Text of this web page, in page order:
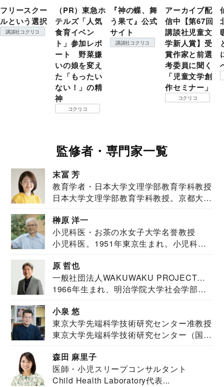
フリースクー
ルという選択
講談社コクリコ
（PR）東急ホ
テルズ「人気
食育イベン
ト」参加レポ
ート 野菜嫌
いの娘を変え
た「もったい
ない！」の精
神
コクリコ
『神の蝶、舞
う果て』公式
サイト
講談社コクリコ
アーカイブ配
信中【第67回
講談社児童文
学新人賞】受
賞作家と前選
考委員に聞く
「児童文学創
作セミナー」
コクリコ
監修者・専門家一覧
末冨 芳
教育学者・日本大学文理学部教育学科教授
日本大学文理学部教育学科教授。京都大学
榊原 洋一
小児科医・お茶の水女子大学名誉教授
小児科医。1951年東京生まれ。小児科
原 哲也
一般社団法人WAKUWAKU PROJECT
JAPAN代表・言語聴覚士・社会福祉士
1966年生まれ、明治学院大学社会学部福
小泉 悠
東京大学先端科学技術研究センター准教授
東京大学先端科学技術研究センター（国際
森田 麻里子
医師・小児スリープコンサルタント
Child Health Laboratory代表...